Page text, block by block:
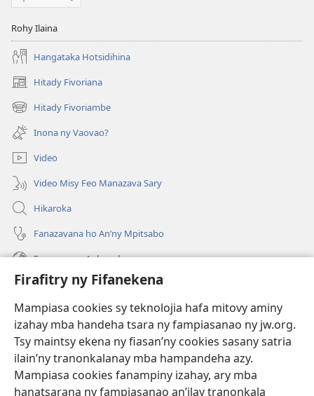
Firafitry ny Fifanekena
Mampiasa cookies sy teknolojia hafa mitovy aminy
izahay mba handeha tsara ny fampiasanao ny jw.org.
Tsy maintsy ekena ny fiasan’ny cookies sasany satria
ilain’ny tranonkalanay mba hampandeha azy.
Mampiasa cookies fanampiny izahay, ary mba
hanatsarana ny fampiasanao an’ilay tranonkala
Rohy Ilaina
Hangataka Hotsidihina
Hitady Fivoriana
(manokatra
rohy) Hitady Fivoriambe
(manokatra
rohy) Inona ny Vaovao?
Video
Video Misy Feo Manazava Sary
Hikaroka
Fanazavana ho An’ny Mpitsabo
Fanazavana Ankapobeny
Fanampiana
Fanomezana
(manokatra
rohy)
FITEHIRIZAM-BOKIN’NY Vavolombelon’i Jehovah
(manokatra
rohy)
JW Hub